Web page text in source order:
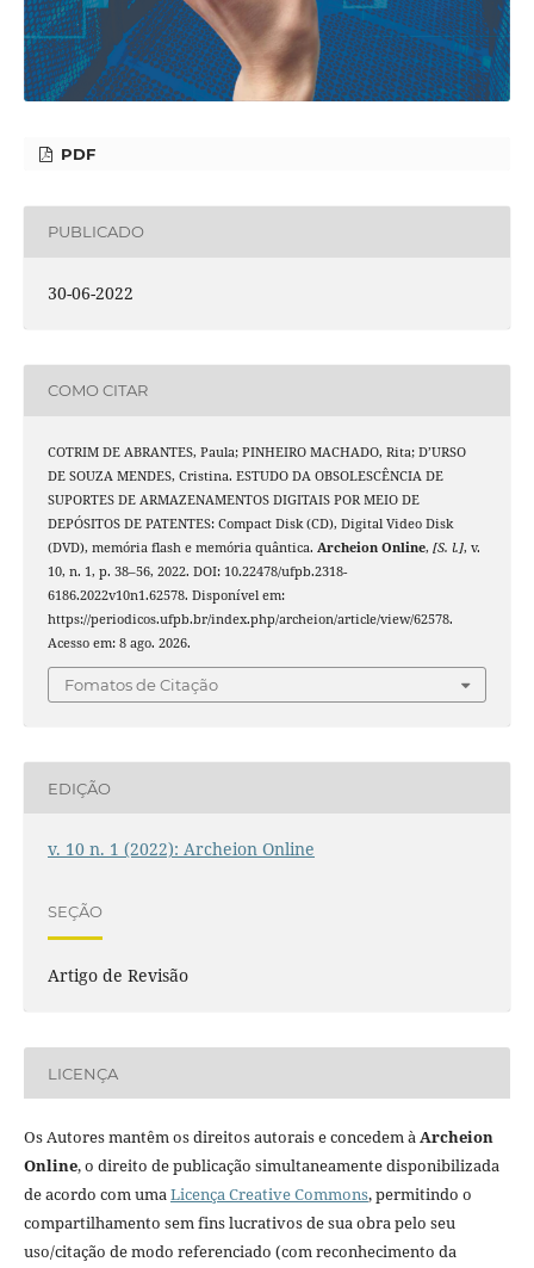
PDF
PUBLICADO
30-06-2022
COMO CITAR
COTRIM DE ABRANTES, Paula; PINHEIRO MACHADO, Rita; D’URSO
DE SOUZA MENDES, Cristina. ESTUDO DA OBSOLESCÊNCIA DE
SUPORTES DE ARMAZENAMENTOS DIGITAIS POR MEIO DE
DEPÓSITOS DE PATENTES: Compact Disk (CD), Digital Video Disk
(DVD), memória flash e memória quântica. Archeion Online, [S. l.], v.
10, n. 1, p. 38–56, 2022. DOI: 10.22478/ufpb.2318-
6186.2022v10n1.62578. Disponível em:
https://periodicos.ufpb.br/index.php/archeion/article/view/62578.
Acesso em: 8 ago. 2026.
Fomatos de Citação
EDIÇÃO
v. 10 n. 1 (2022): Archeion Online
SEÇÃO
Artigo de Revisão
LICENÇA
Os Autores mantêm os direitos autorais e concedem àArcheion
Online, o direito de publicação simultaneamente disponibilizada
de acordo com umaLicença Creative Commons, permitindo o
compartilhamento sem fins lucrativos de sua obra pelo seu
uso/citação de modo referenciado (com reconhecimento da